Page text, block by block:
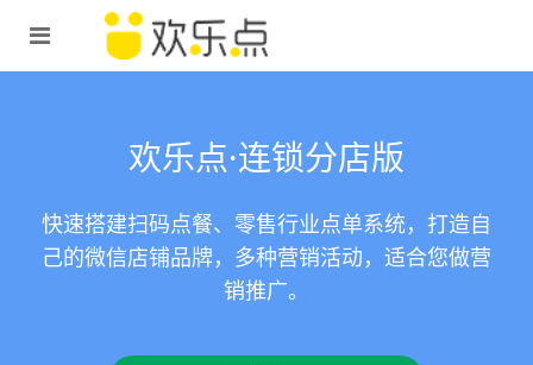
欢乐点·连锁分店版
快速搭建扫码点餐、零售行业点单系统，打造自
己的微信店铺品牌，多种营销活动，适合您做营
销推广。